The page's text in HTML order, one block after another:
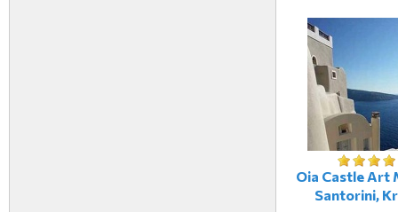
Oia Castle Art
Santorini,